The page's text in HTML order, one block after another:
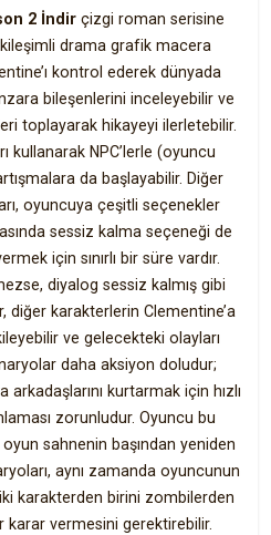
2 İndir çizgi roman serisine
drama grafik macera
kontrol ederek dünyada
bileşenlerini inceleyebilir ve
toplayarak hikayeyi ilerletebilir.
kullanarak NPC’lerle (oyuncu
da başlayabilir. Diğer
oyuncuya çeşitli seçenekler
sessiz kalma seçeneği de
için sınırlı bir süre vardır.
diyalog sessiz kalmış gibi
diğer karakterlerin Clementine’a
ve gelecekteki olayları
daha aksiyon doludur;
kurtarmak için hızlı
zorunludur. Oyuncu bu
sahnenin başından yeniden
aynı zamanda oyuncunun
iki karakterden birini zombilerden
karar vermesini gerektirebilir.